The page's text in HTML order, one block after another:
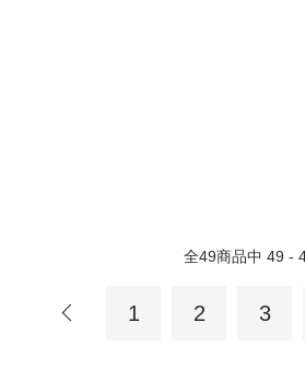
全49商品中 49 -
1 2 3